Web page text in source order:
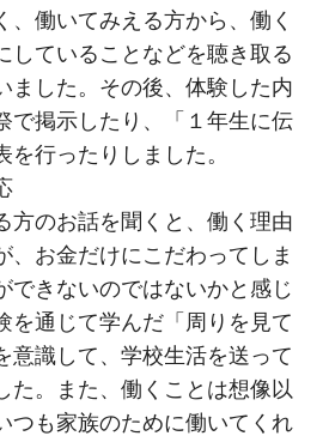
、働いてみえる方から、働く
していることなどを聴き取る
ました。その後、体験した内
で掲示したり、「１年生に伝
を行ったりしました。
方のお話を聞くと、働く理由
、お金だけにこだわってしま
できないのではないかと感じ
を通じて学んだ「周りを見て
意識して、学校生活を送って
た。また、働くことは想像以
つも家族のために働いてくれ